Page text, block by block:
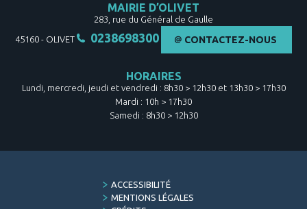
MAIRIE D’OLIVET
283, rue du Général de Gaulle
45160 - OLIVET 0238698300 CONTACTEZ-NOUS
HORAIRES
Lundi, mercredi, jeudi et vendredi : 8h30 > 12h30 et 13h30 > 17h30
Mardi : 10h > 17h30
Samedi : 8h30 > 12h30
FOOTER
MENU
ACCESSIBILITÉ
MENTIONS LÉGALES